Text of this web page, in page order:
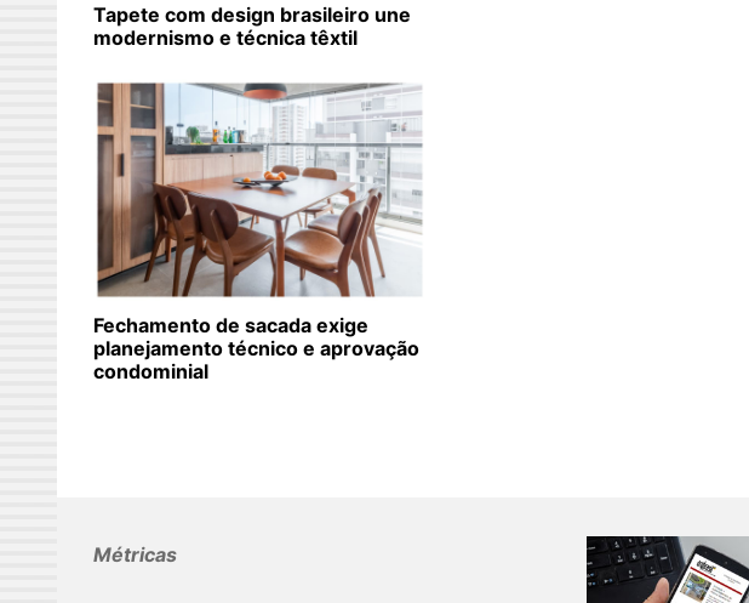
Tapete com design brasileiro une
modernismo e técnica têxtil
Fechamento de sacada exige
planejamento técnico e aprovação
condominial
Métricas